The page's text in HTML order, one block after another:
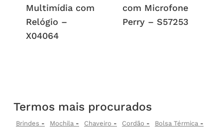
Multimídia com
Relógio –
X04064
com Microfone
Perry – S57253
Termos mais procurados
Brindes Mochila Chaveiro Cordão
Bolsa Térmica